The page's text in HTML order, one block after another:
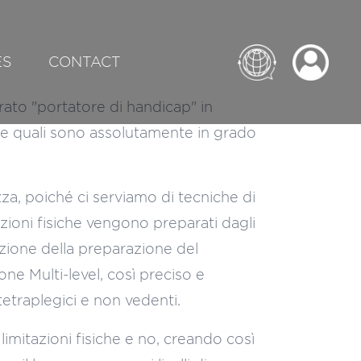
CONTACT
"portatore di handicap" in
quali sono assolutamente in grado
poiché ci serviamo di tecniche di
fisiche vengono preparati dagli
della preparazione del
Multi-level, così preciso e
e non vedenti.
fisiche e no, creando così